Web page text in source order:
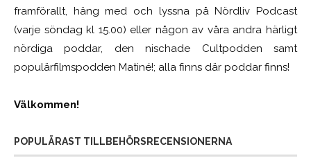
framförallt, häng med och lyssna på Nördliv Podcast
(varje söndag kl 15.00) eller någon av våra andra härligt
nördiga poddar, den nischade Cultpodden samt
populärfilmspodden Matiné!; alla finns där poddar finns!
Välkommen!
POPULÄRAST TILLBEHÖRSRECENSIONERNA